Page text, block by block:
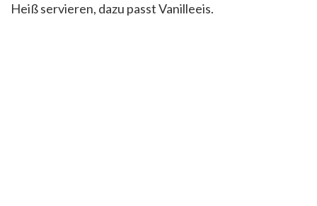
Heiß servieren, dazu passt Vanilleeis.